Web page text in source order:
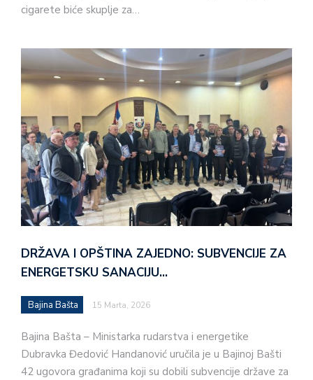
cigarete biće skuplje za…
DRŽAVA I OPŠTINA ZAJEDNO: SUBVENCIJE ZA
ENERGETSKU SANACIJU…
Bajina Bašta 15 Marta, 2026
Bajina Bašta – Ministarka rudarstva i energetike
Dubravka Đedović Handanović uručila je u Bajinoj Bašti
42 ugovora građanima koji su dobili subvencije države za